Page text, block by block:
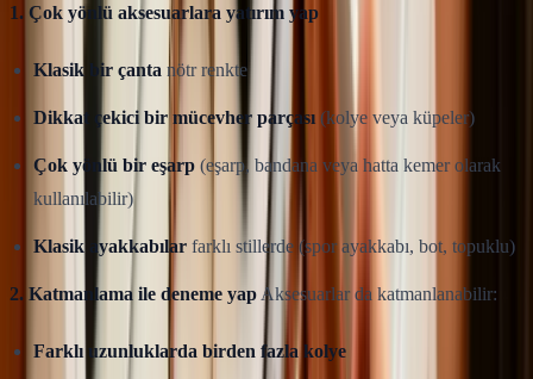
1. Çok yönlü aksesuarlara yatırım yap
Klasik bir çanta nötr renkte
Dikkat çekici bir mücevher parçası (kolye veya küpeler)
Çok yönlü bir eşarp (eşarp, bandana veya hatta kemer olarak
kullanılabilir)
Klasik ayakkabılar farklı stillerde (spor ayakkabı, bot, topuklu)
2. Katmanlama ile deneme yap Aksesuarlar da katmanlanabilir:
Farklı uzunluklarda birden fazla kolye